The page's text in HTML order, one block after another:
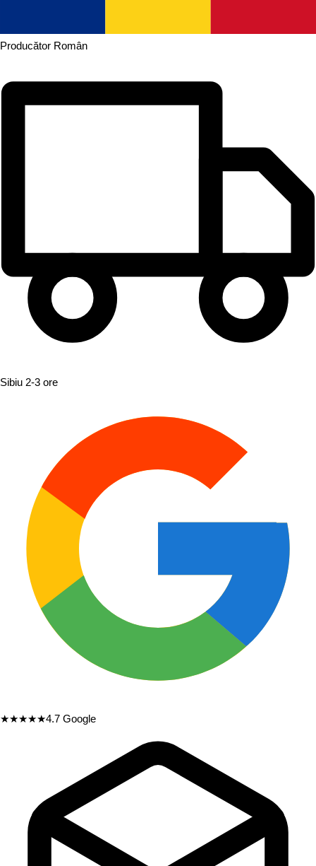
Producător Român
Sibiu 2-3 ore
★★★★★4.7 Google